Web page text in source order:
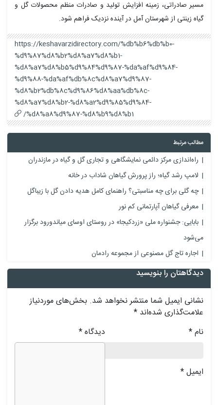
مسیر صادراتی، زمینه افزایش تولید و صادرات منظم محصولات گل و
گیاه زینتی از شهرستان آمل در آینده نزدیک فراهم شود.
https://keshavarzidirectory.com/%db%b6%db%b0-
%d9%87%d8%b2%d8%a7%d8%b1-
%d8%a7%d8%b5%d9%84%d9%87-%da%af%d9%84-
%d9%88-%da%af%db%8c%d8%a7%d9%87-
%d8%b2%db%8c%d9%86%d8%aa%db%8c-
%d8%a7%d8%b2-%d8%a2%d9%85%d9%84-
%d8%a8%d9%87-%d8%b9%d8%b1/
مطالب مرتبط
راه‌اندازی مرکز دائمی نمایشگاهی و تجاری گل و گیاه در مازندران
لامپ رشد گیاه؛ راز پرورش گیاهان شاداب در خانه
چه گلی برای چه مناسبتی؟ راهنمای کامل هدیه دادن گل با زیباگل
معرفی گیاهان آپارتمانی کم نور
بابایی: جشنواره ملی «زردکیجا» در روستای اوسای میاندورود برگزار
می‌شود
اجاره تاج گل مصنوعی از مجموعه رادمان
دیدگاهتان را بنویسید
نشانی ایمیل شما منتشر نخواهد شد. بخش‌های موردنیاز
علامت‌گذاری شده‌اند *
دیدگاه* نام*
ایمیل*